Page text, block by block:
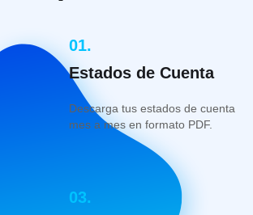
01.
Estados de Cuenta
Descarga tus estados de cuenta
mes a mes en formato PDF.
03.